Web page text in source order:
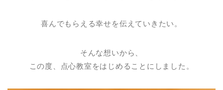
喜んでもらえる幸せを伝えていきたい。
そんな想いから、
この度、点心教室をはじめることにしました。